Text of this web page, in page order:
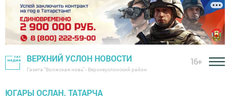
ВЕРХНИЙ УСЛОН НОВОСТИ
Газета "Волжская новь" - Верхнеуслонский район
16+
ЮГАРЫ ОСЛАН. ТАТАРЧА